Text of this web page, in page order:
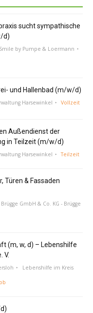
sucht sympathische
d)
Smile by Pumpe & Loermann
und Hallenbad (m/w/d)
Harsewinkel Vollzeit
Außendienst der
in Teilzeit (m/w/d)
Harsewinkel Teilzeit
Türen & Fassaden
Brügge GmbH & Co. KG - Brügge
(m, w, d) – Lebenshilfe
V.
Lebenshilfe im Kreis